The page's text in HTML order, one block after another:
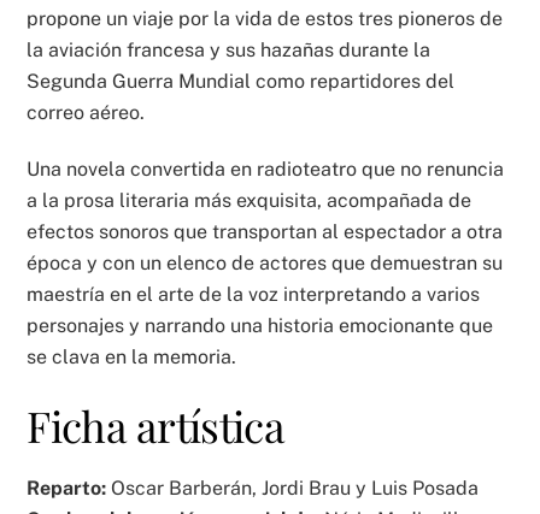
propone un viaje por la vida de estos tres pioneros de
la aviación francesa y sus hazañas durante la
Segunda Guerra Mundial como repartidores del
correo aéreo.
Una novela convertida en radioteatro que no renuncia
a la prosa literaria más exquisita, acompañada de
efectos sonoros que transportan al espectador a otra
época y con un elenco de actores que demuestran su
maestría en el arte de la voz interpretando a varios
personajes y narrando una historia emocionante que
se clava en la memoria.
Ficha artística
Reparto: Oscar Barberán, Jordi Brau y Luis Posada